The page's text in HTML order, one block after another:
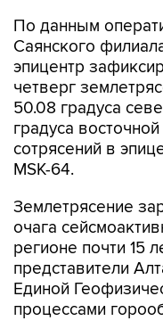
По данным
Саянского
эпицентр
четверг
50.08 градуса
градуса
сотрясений в
MSK-64.
Землетрясение
очага
регионе почти 15
представители
Единой
процессами